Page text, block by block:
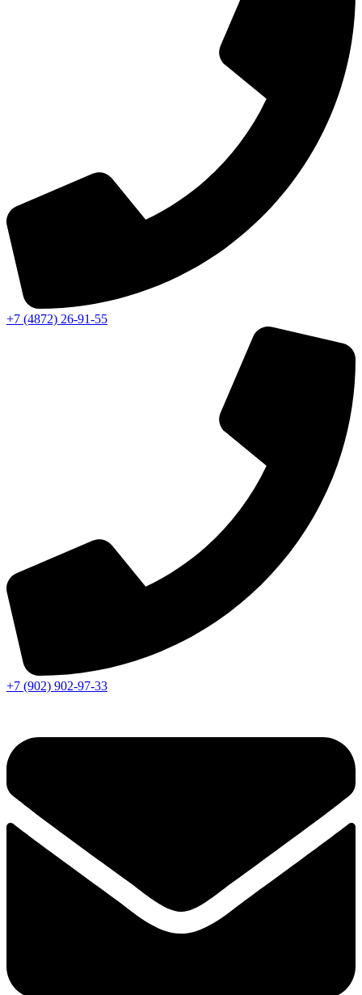
+7 (4872) 26-91-55
+7 (902) 902-97-33